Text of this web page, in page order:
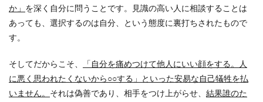
か」 を深く自分に問うことです。見識の高い人に相談することは
あっても、選択するのは自分、という態度に裏打ちされたもので
す。
そしてだからこそ、
「自分を痛めつけて他人にいい顔をする。人
に悪く思われたくないから○○する」といった安易な自己犠牲を払
いません。 それは偽善であり、相手をつけ上がらせ、 結果誰のた